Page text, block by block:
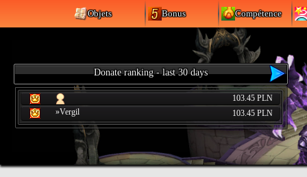
Objets Bonus Compétence
Donate ranking - last 30 days
103.45 PLN
»Vergil
103.45 PLN